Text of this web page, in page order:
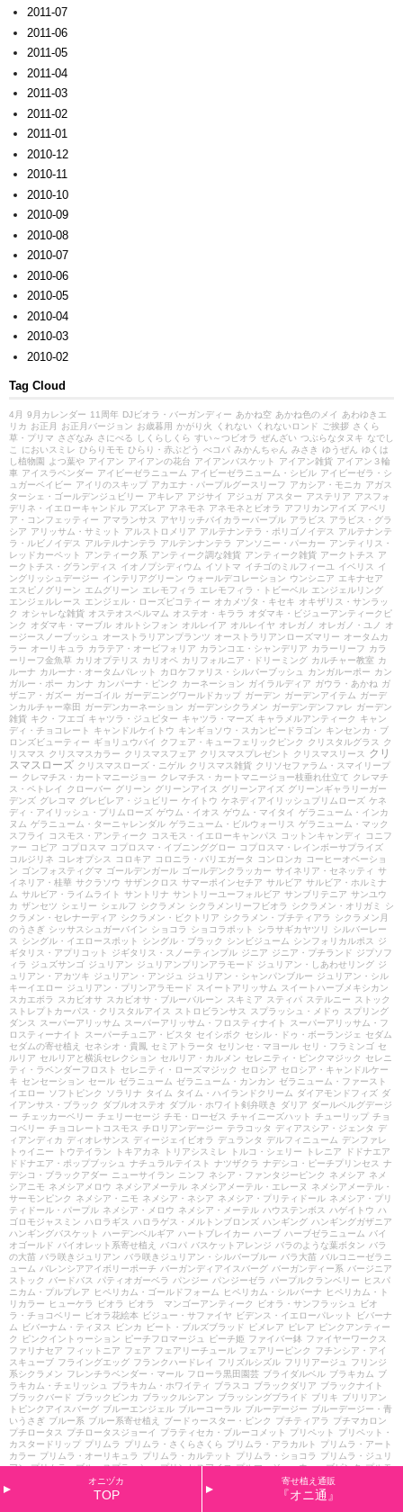
2011-07
2011-06
2011-05
2011-04
2011-03
2011-02
2011-01
2010-12
2010-11
2010-10
2010-09
2010-08
2010-07
2010-06
2010-05
2010-04
2010-03
2010-02
Tag Cloud
4月 9月カレンダー 11周年 DJビオラ・バーガンディー あかね空 あかね色のメイ
あわゆきエ
リカ お正月 お正月バージョン お歳暮用 かがり火 くれない くれないロンド ご挨拶 さくら
草・プリマ さざなみ さにべる しくらしくら すい～つビオラ ぜんざい つぶらなタヌキ なでし
こ
においスミレ ひらりモモ ひらり・赤ぶどう べコパ みかんちゃん みさき ゆうぜん
ゆくは
し植物園
よつ葉や アイアン アイアンの花台 アイアンバスケット アイアン雑貨 アイアン３輪
車 アイスラベンダー アイビーゼラニューム アイビーゼラニューム・シビル アイビーゼラ・シ
ュガーベイビー アイリのスキップ アカエナ・パープルグースリーフ アカシア・モニカ アガス
ターシェ・ゴールデンジュビリー アキレア アジサイ アジュガ アスター アステリア アスフォ
デリネ・イエローキャンドル アズレア アネモネ アネモネとビオラ アフリカンアイズ アベリ
ア・コンフェッティー アマランサス アヤリッチバイカラーパープル アラビス
アラビス・グラ
シア アリッサム・サミット アルストロメリア アルテナンテラ・ポリゴノイデス
アルテナンテ
ラ・ルビノイデス
アルテルナンテラ アルテンナンテラ アンソニー・パーカー アンティリス・
レッドカーペット
アンティーク系 アンティーク調な雑貨 アンティーク雑貨 アークトチス
ア
ークトチス・グランディス
イオノプシディウム イソトマ イチゴのミルフィーユ イベリス
イ
ングリッシュデージー インテリアグリーン ウォールデコレーション ウンシニア エキナセア
エスピノグリーン エムグリーン エレモフィラ エレモフィラ・トビーベル エンジェルリング
エンジェルレース
エンジェル・ローズピコティー オカメヅタ・キセキ オキザリス・サンラッ
ク
オシャレな雑貨 オステオスペルマム オステオ・キララ
オダマキ・ビジューアンティークピ
ンク
オダマキ・マーブル オルトシフォン オルレイア オルレイヤ オレガノ オレガノ・ユノ
オ
ージースノーブッシュ
オーストラリアンプランツ オーストラリアンローズマリー オータムカ
ラー オーリキュラ カラテア・オービフォリア カランコエ・シャンデリア カラーリーフ カラ
ーリーフ金魚草 カリオプテリス カリオペ カリフォルニア・ドリーミング カルチャー教室 カ
ルーナ カルーナ・オータムパレット カロケファリス・シルバーブッシュ カンガルーポー カン
ガルー・ポー カンナ カンパーナ・ピンク カーネーション ガイラルディア ガウラ・あかね ガ
ザニア・ガズー ガーゴイル ガーデニングワールドカップ ガーデン ガーデンアイテム ガーデ
ンカルチャー幸田
ガーデンカーネーション ガーデンシクラメン ガーデンデンファレ ガーデン
雑貨 キク・フエゴ キャツラ・ジュピター キャツラ・マーズ キャラメルアンティーク
キャン
ディ・チョコレート
キャンドルケイトウ キンギョソウ・スカンピードラゴン キンセンカ・ブ
ロンズビューティー ギョリュウバイ クフェア・キューフェリックピンク クリスタルグラス
ク
リスマス
クリスマスカラー クリスマスフェア クリスマスプレゼント クリスマスリース
クリ
スマスローズ クリスマスローズ・ニゲル クリスマス雑貨 クリソセファラム・スマイリープ
ー クレマチス・カートマニージョー クレマチス・カートマニージョー枝垂れ仕立て クレマチ
ス・ペトレイ
クローバー グリーン グリーンアイス グリーンアイズ グリーンギャラリーガー
デンズ グレコマ グレビレア・ジュビリー ケイトウ ケネディアイリッシュプリムローズ ケネ
ディ・アイリッシュ・プリムローズ ゲウム・イオス ゲウム・マイタイ ゲラニューム・インカ
ヌム ゲラニューム・ターニャレンダル ゲラニューム・ビルウォーリス ゲラニューム・マック
スフライ
コスモス・アンティーク コスモス・イエローキャンパス コットンキャンディ
コニフ
ァー
コピア コプロスマ コプロスマ・イブニンググロー
コプロスマ・レインボーサプライズ
コルジリネ
コレオプシス コロキア コロニラ・バリエガータ コンロンカ
コーヒーオベーショ
ン ゴンフォスティグマ ゴールデンガール ゴールデンクラッカー サイネリア・セネッティ サ
イネリア・桂華 サクラソウ サザンクロス サマーポインセチア サルビア サルビア・ホルミナ
ム サルビア・ライムライト サントリナ サントリーユーフォルビア サンブリテニア サンユウ
カ ザンセツ シェリー シェルフ シクラメン シクラメンリーフビオラ シクラメン・オリガミ
シ
クラメン・セレナーディア シクラメン・ビクトリア シクラメン・プチティアラ
シクラメン月
のうさぎ シッサスシュガーバイン ショコラ ショコラポット シラサギカヤツリ
シルバーレー
ス
シングル・イエロースポット シングル・ブラック シンビジューム シンフォリカルポス
ジ
ギタリス・アプリコット
ジギタリス・スノーティンプル ジニア ジニア・プチランド ジプソフ
ィラ
ジュズサンゴ ジュリアン ジュリアンプリンアラモード ジュリアン・しあわせリング ジ
ュリアン・アカツキ ジュリアン・アンジュ ジュリアン・シャンパンブルー ジュリアン・シル
キーイエロー ジュリアン・プリンアラモード スイートアリッサム
スイートハーブメキシカン
スカエボラ
スカビオサ スカビオサ・ブルーバルーン スキミア スティパ ステルニー
ストック
ストレプトカーパス・クリスタルアイス
ストロビランサス スプラッシュ・メドゥ
スプリング
ダンス
スーパーアリッサム スーパーアリッサム・フロスティナイト
スーパーアリッサム・フ
ロスティーナイト
スーパーチュニア・ビスタ セイシボク セシル・ドゥ・ボーランジェ
セダム
セダムの寄せ植え
セネシオ・貴鳳 セミアトラータ セリンセ・マヨール セリ・フラミンゴ セ
ルリア セルリアと横浜セレクション セルリア・カルメン セレニティ・ピンクマジック
セレニ
ティ・ラベンダーフロスト
セレニティ・ローズマジック セロシア セロシア・キャンドルケー
キ センセーション セール ゼラニューム ゼラニューム・カンカン ゼラニューム・ファースト
イエロー ソフトピンク ソラリナ タイム タイム・ハイランドクリーム ダイアモンドフィズ ダ
イアンサス・ブラック
ダブルオステオ ダブル・ホワイト剣弁咲き ダリア ダールベルグデージ
ー チェッカーベリー チェリーセージ チモ・ローゼス チャイニーズハット チューリップ チョ
コベリー チョコレートコスモス チロリアンデージー テラコッタ ディアスシア・ジェンタ
デ
ィアンディカ ディオレサンス ディージェイビオラ デュランタ デルフィニューム デンファレ
トゥイニー
トウテイラン トキアカネ トリアシスミレ トルコ・シェリー トレニア
ドドナエア
ドドナエア・ポップブッシュ
ナチュラルテイスト ナツザクラ ナデシコ・ピーチプリンセス ナ
デシコ・ブラックアダー
ニューサイラン ニンフ ネシア・ファンタジーピンク ネメシア ネメ
シアニモ ネメシアメロウ ネメシアメーテル ネメシアメーテル・エレーヌ
ネメシアメーテル・
サーモンピンク
ネメシア・ニモ ネメシア・ネシア ネメシア・プリティドール ネメシア・プリ
ティドール・パープル ネメシア・メロウ ネメシア・メーテル ハウステンボス ハゲイトウ ハ
ゴロモジャスミン ハロラギス ハロラゲス・メルトンブロンズ ハンギング ハンギングガザニア
ハンギングバスケット
ハーデンベルギア ハートブレイカー ハーブ ハーブゼラニューム バイ
オゴールド バイオレット系寄せ植え バコパ バスケットアレンジ バラのような葉ボタン バラ
の大苗 バラ咲きジュリアン バラ咲きジュリアン・シルバーブルー バラ大苗 バルコニーゼラニ
ューム バレンシアアイボリーポーチ バーガンディアイスバーグ バーガンディー系 バージニア
ストック
バードバス パティオガーベラ パンジー パンジーゼラ パープルクランベリー
ヒスパ
ニカム・プルプレア
ヒペリカム・ゴールドフォーム ヒペリカム・シルバーナ
ヒペリカム・ト
リカラー
ヒューケラ ビオラ ビオラ マンゴーアンティーク ビオラ・サンフラッシュ
ビオ
ラ・チョコベリー
ビオラ花絵本 ビジュー・サファイヤ ビデンス・イエローパレット
ビバーナ
ム
ビバーナム・ティヌス ビンカ ビート・ブルズブラッド ピメレア ピレア
ピンクアンティー
ク
ピンクイントゥーション ピーチフロマージュ ピーチ姫 ファイバー鉢 ファイヤーワークス
ファリナセア フィットニア フェア フェアリーチュール フェアリーピンク
フチンシア・アイ
スキューブ フライングエッグ フランクハードレイ フリズルシズル フリリアージュ
フリンジ
系シクラメン フレンチラベンダー・マール フローラ黒田園芸 ブライダルベル ブラキカム ブ
ラキカム・チェリッシュ
ブラキカム・ホワイティ ブラスコ ブラックダリア ブラックナイト
ブラックバード ブラックビンカ ブラックルシアン ブラッシングブライド ブリキ ブリリアン
トピンクアイスバーグ ブルーエンジェル ブルーコーラル ブルーデージー ブルーデージー・青
いうさぎ ブルー系 ブルー系寄せ植え ブードゥースター・ピンク プチティアラ
プチマカロン
プチロータス
プチロータスジョーイ プラティセカ・ブルーコメット プリペット
プリペット・
カスタードリップ プリムラ プリムラ・さくらさくら プリムラ・アラカルト
プリムラ・アート
カラー プリムラ・オーリキュラ プリムラ・カルテット プリムラ・ショコラ
プリムラ・ジュリ
アン プリムラ・ブルースプラッシュ プリンセスアイコ プルマージュ・ウェーブピンク プルモ
プルンパーゴ プレクトランサス プレミアムシクラメン
プレミアム・ジュ
リアン
プロフュージョン ヘミグラフィス ヘミジギア・マーブルキャンディ ヘリオフィラ
ヘリクリサム・ライムライム ヘーベ・ハートブレイカー
オニヅカ
TOP
寄せ植え通販
『オニ通』